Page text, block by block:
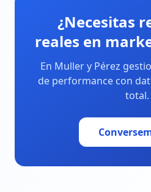
¿Necesitas
reales en
En Muller y Pérez
de performance con
total.